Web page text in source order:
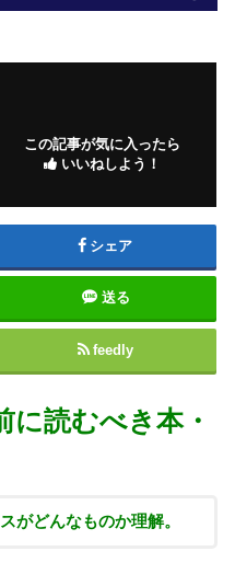
この記事が気に入ったら
いいねしよう！
シェア
送る
feedly
に読むべき本・
がどんなものか理解。